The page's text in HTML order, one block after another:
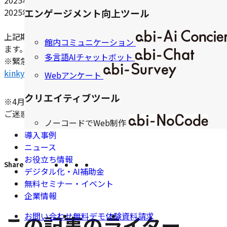
エンゲージメント向上ツール
館内コミュニケーション
多言語AIチャットボット
Webアンケート
クリエイティブツール
ノーコードでWeb制作
導入事例
ニュース
お役立ち情報
デジタル化・AI補助金
無料セミナー・イベント
企業情報
お問い合わせ無料デモ体験資料請求
2025年 5月3日（土）～ 2025年 5月6日（火）
上記期間は、お電話・メールでのお問い合わせへのご返信、
ます。
※緊急の場合は下記アドレスにご連絡をお願い致します。
kinkyu-pricon@ab-net.co.jp
※4月28日、30日、5月1日、2日は通常営業いたします。
ご迷惑をおかけしますが、ご容赦くださいますようお願い申
こ
の
ペ
ー
を
SNS
X
で
ア
Facebook
で
シ
ア
LINE
で
シ
ア
の
エ
ト